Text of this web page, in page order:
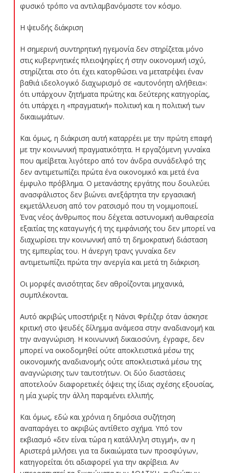
φυσικό τρόπο να αντιλαμβανόμαστε τον κόσμο.
Η ψευδής διάκριση
Η σημερινή συντηρητική ηγεμονία δεν στηρίζεται μόνο
στις κυβερνητικές πλειοψηφίες ή στην οικονομική ισχύ,
στηρίζεται στο ότι έχει κατορθώσει να μετατρέψει έναν
βαθιά ιδεολογικό διαχωρισμό σε «αυτονόητη αλήθεια»:
ότι υπάρχουν ζητήματα πρώτης και δεύτερης κατηγορίας,
ότι υπάρχει η «πραγματική» πολιτική και η πολιτική των
δικαιωμάτων.
Και όμως, η διάκριση αυτή καταρρέει με την πρώτη επαφή
με την κοινωνική πραγματικότητα. Η εργαζόμενη γυναίκα
που αμείβεται λιγότερο από τον άνδρα συνάδελφό της
δεν αντιμετωπίζει πρώτα ένα οικονομικό και μετά ένα
έμφυλο πρόβλημα. Ο μετανάστης εργάτης που δουλεύει
ανασφάλιστος δεν βιώνει ανεξάρτητα την εργασιακή
εκμετάλλευση από τον ρατσισμό που τη νομιμοποιεί.
Ένας νέος άνθρωπος που δέχεται αστυνομική αυθαιρεσία
εξαιτίας της καταγωγής ή της εμφάνισής του δεν μπορεί να
διαχωρίσει την κοινωνική από τη δημοκρατική διάσταση
της εμπειρίας του. Η άνεργη τρανς γυναίκα δεν
αντιμετωπίζει πρώτα την ανεργία και μετά τη διάκριση.
Οι μορφές ανισότητας δεν αθροίζονται μηχανικά,
συμπλέκονται.
Αυτό ακριβώς υποστήριξε η Νάνσι Φρέιζερ όταν άσκησε
κριτική στο ψευδές δίλημμα ανάμεσα στην αναδιανομή και
την αναγνώριση. Η κοινωνική δικαιοσύνη, έγραφε, δεν
μπορεί να οικοδομηθεί ούτε αποκλειστικά μέσω της
οικονομικής αναδιανομής ούτε αποκλειστικά μέσω της
αναγνώρισης των ταυτοτήτων. Οι δύο διαστάσεις
αποτελούν διαφορετικές όψεις της ίδιας σχέσης εξουσίας,
η μία χωρίς την άλλη παραμένει ελλιπής.
Και όμως, εδώ και χρόνια η δημόσια συζήτηση
αναπαράγει το ακριβώς αντίθετο σχήμα. Υπό τον
εκβιασμό «δεν είναι τώρα η κατάλληλη στιγμή», αν η
Αριστερά μιλήσει για τα δικαιώματα των προσφύγων,
κατηγορείται ότι αδιαφορεί για την ακρίβεια. Αν